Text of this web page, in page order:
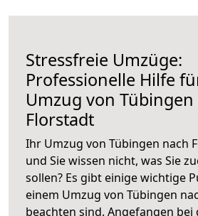
Stressfreie Umzüge:
Professionelle Hilfe
Umzug von Tübingen
Florstadt
Ihr Umzug von Tübingen nach
und Sie wissen nicht, was Sie
sollen? Es gibt einige wichtige
einem Umzug von Tübingen
beachten sind. Angefangen bei